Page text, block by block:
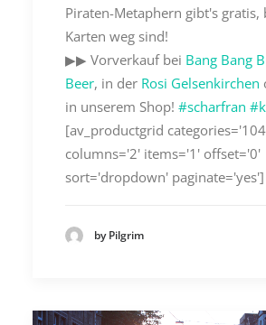
Piraten-Metaphern gibt's gratis,
Karten weg sind!
▶︎▶︎ Vorverkauf bei Bang Bang
Beer, in der Rosi Gelsenkirchen
in unserem Shop! #scharfran
[av_productgrid
columns='2' items='1' offset='0'
sort='dropdown' paginate='yes']
by Pilgrim